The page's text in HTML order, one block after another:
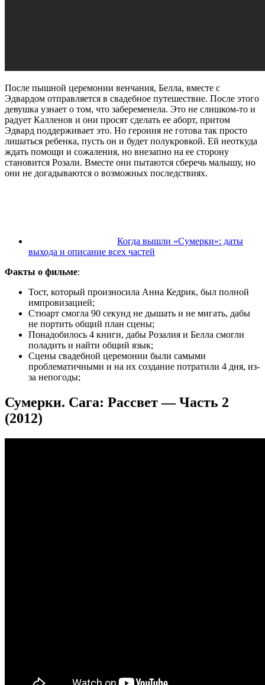
После пышной церемонии венчания, Белла, вместе с
Эдвардом отправляется в свадебное путешествие. После этого
девушка узнает о том, что забеременела. Это не слишком-то и
радует Калленов и они просят сделать ее аборт, притом
Эдвард поддерживает это. Но героиня не готова так просто
лишаться ребенка, пусть он и будет полукровкой. Ей неоткуда
ждать помощи и сожаления, но внезапно на ее сторону
становится Розали. Вместе они пытаются сберечь малышу, но
они не догадываются о возможных последствиях.
Когда вышли «Сумерки»: даты
выхода и описание всех частей
Факты о фильме:
Тост, который произносила Анна Кедрик, был полной
импровизацией;
Стюарт смогла 90 секунд не дышать и не мигать, дабы
не портить общий план сцены;
Понадобилось 4 книги, дабы Розалия и Белла смогли
поладить и найти общий язык;
Сцены свадебной церемонии были самыми
проблематичными и на их создание потратили 4 дня, из-
за непогоды;
Сумерки. Сага: Рассвет — Часть 2
(2012)